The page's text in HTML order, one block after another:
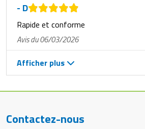
- D
Rapide et conforme
Avis du 06/03/2026
Afficher plus
Contactez-nous